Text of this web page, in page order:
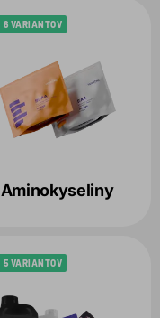
Aminokyseliny
6 VARIANTOV
5 VARIANTOV